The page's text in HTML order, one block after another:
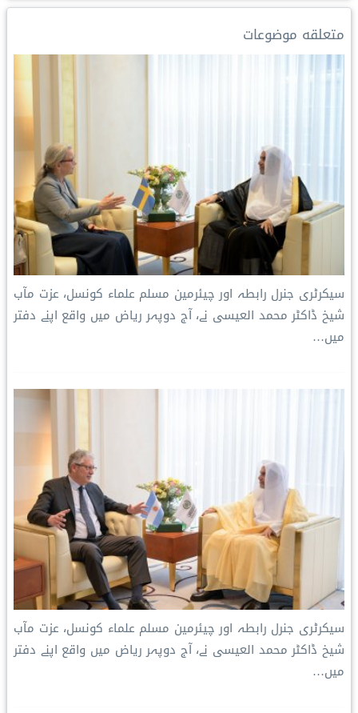
o
o
k
A
p
p
r
i
d
متعلقه موضوعات
سیکرٹری جنرل رابطہ اور چیئرمین مسلم علماء کونسل، عزت مآب
شیخ ڈاکٹر محمد العیسی نے، آج دوپہر ریاض میں واقع اپنے دفتر
میں…
سیکرٹری جنرل رابطہ اور چیئرمین مسلم علماء کونسل، عزت مآب
شیخ ڈاکٹر محمد العیسی نے، آج دوپہر ریاض میں واقع اپنے دفتر
میں…